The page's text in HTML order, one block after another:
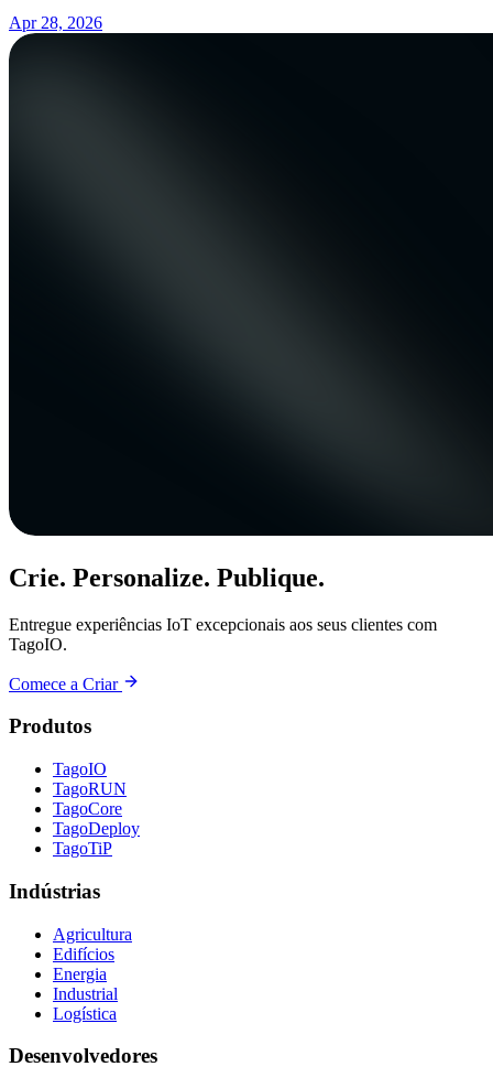
Apr 28, 2026
Crie. Personalize. Publique.
Entregue experiências IoT excepcionais aos seus clientes com
TagoIO.
Comece a Criar
Produtos
TagoIO
TagoRUN
TagoCore
TagoDeploy
TagoTiP
Indústrias
Agricultura
Edifícios
Energia
Industrial
Logística
Desenvolvedores